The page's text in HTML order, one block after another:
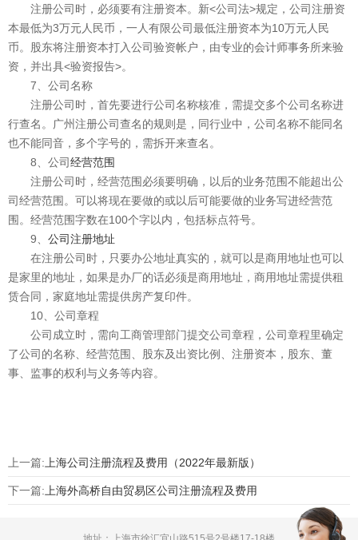
注册公司时，必须要有注册资本。新<公司法>规定，公司注册资
本最低为3万元人民币，一人有限公司最低注册资本为10万元人民
币。股东将注册资本打入公司验资帐户，由专业的会计师事务所来验
资，并出具<验资报告>。
7、公司名称
注册公司时，首先要进行公司名称核准，需提交多个公司名称进
行查名。广州注册公司查名的规则是，同行业中，公司名称不能同名
也不能同音，多个字号的，需拆开来查名。
8、公司经营范围
注册公司时，经营范围必须要明确，以后的业务范围不能超出公
司经营范围。可以将现在要做的或以后可能要做的业务写进经营范
围。经营范围字数在100个字以内，包括标点符号。
9、 公司注册地址
在注册公司时，只要办公地址真实的，就可以是商用地址也可以
是家里的地址，如果是办厂的话必须是商用地址，商用地址需提供租
赁合同，家庭地址需提供房产复印件。
10、公司章程
公司成立时，需向工商管理部门提交公司章程，公司章程里确定
了公司的名称、经营范围、股东及出资比例、注册资本，股东、董
事、监事的权利与义务等内容。
上一篇: 上海公司注册流程及费用（2022年最新版）
下一篇: 上海外高桥自由贸易区公司注册流程及费用